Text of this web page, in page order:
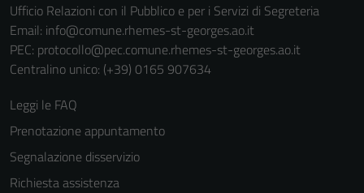
Ufficio Relazioni con il Pubblico e per i Servizi di Segreteria
Email: info@comune.rhemes-st-georges.ao.it
PEC: protocollo@pec.comune.rhemes-st-georges.ao.it
Centralino unico: (+39) 0165 907634
Leggi le FAQ
Prenotazione appuntamento
Segnalazione disservizio
Richiesta assistenza